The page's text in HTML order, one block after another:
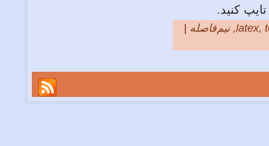
latex,
,نیم‌فاصله |